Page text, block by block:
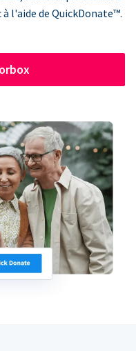
l'aide de QuickDonate™.